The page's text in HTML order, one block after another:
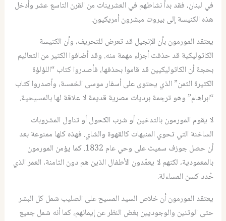
في لبنان، فقد بدأ نشاطهم في العشرينات من القرن التاسع عشر وأدخل
هذه الكنيسة إلى بيروت مبشرون أمريكيون.
يعتقد المورمون بأن الإنجيل قد تعرض للتحريف، وأن الكنيسة
الكاثوليكية قد حذفت أجزاء مهمة منه. وقد أضافوا الكثير من التعاليم
بحجة أن الكاثوليكيين قد قاموا بحذفها، فأصدروا كتاب “اللؤلؤة
الكثيرة الثمن” الذي يحتوى على أسفار موسى الخمسة، وأصدروا كتاب
“ابراهام” وهو ترجمة برديات مصرية قديمة لا علاقة لها بالمسيحية.
لا يقوم المورمون بالتدخين أو شرب الكحول أو تناول المشروبات
الساخنة التي تحوي المنبهات كالقهوة والشاي. فهذه كلها ممنوعة بعد
أن حصل جوزف سميث على وحي عام 1832. كما يؤمن المورمون
بالمعمودية، لكنهم لا يعمّدون الأطفال الذين هم دون الثامنة، العمر الذي
حُدد كسن المساءلة.
يعتقد المورمون أن خلاص السيد المسيح على الصليب شمل كل البشر
حتى الوثنين والوجوديين بغض النظر عن إيمانهم، كما أنه شمل جميع